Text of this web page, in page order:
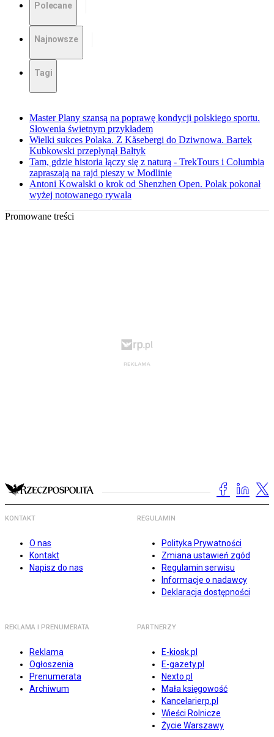
Polecane
Najnowsze
Tagi
Master Plany szansą na poprawę kondycji polskiego sportu.
Słowenia świetnym przykładem
Wielki sukces Polaka. Z Kåsebergi do Dziwnowa. Bartek
Kubkowski przepłynął Bałtyk
Tam, gdzie historia łączy się z naturą - TrekTours i Columbia
zapraszają na rajd pieszy w Modlinie
Antoni Kowalski o krok od Shenzhen Open. Polak pokonał
wyżej notowanego rywala
Promowane treści
KONTAKT
O nas
Kontakt
Napisz do nas
REGULAMIN
Polityka Prywatności
Zmiana ustawień zgód
Regulamin serwisu
Informacje o nadawcy
Deklaracja dostępności
REKLAMA I PRENUMERATA
Reklama
Ogłoszenia
Prenumerata
Archiwum
PARTNERZY
E-kiosk.pl
E-gazety.pl
Nexto.pl
Mała księgowość
Kancelarierp.pl
Wieści Rolnicze
Życie Warszawy